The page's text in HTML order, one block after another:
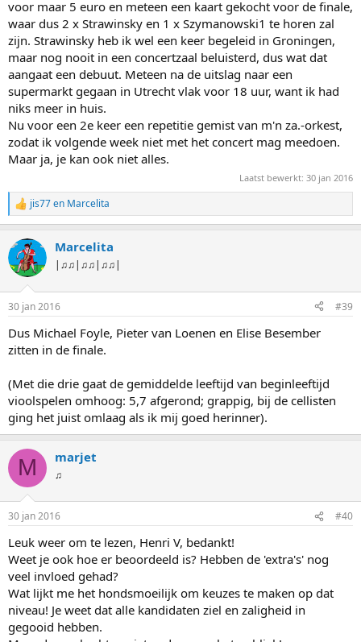
voor maar 5 euro en meteen een kaart gekocht voor de finale,
waar dus 2 x Strawinsky en 1 x Szymanowski1 te horen zal
zijn. Strawinsky heb ik wel een keer begeleid in Groningen,
maar nog nooit in een concertzaal beluisterd, dus wat dat
aangaat een debuut. Meteen na de uitslag naar een
supermarkt gegaan in Utrecht vlak voor 18 uur, want ik had
niks meer in huis.
Nu voor een 2e keer een repetitie gemist van m'n za.-orkest,
zodat ik volgende week niet met het concert mag meedoen.
Maar ja, je kan ook niet alles.
Laatst bewerkt: 30 jan 2016
W
a
r
d
e
n
e
n
jis77en Marcelita
Marcelita
|♫♫|♫♫|♫♫|
30 jan 2016 #39
Dus Michael Foyle, Pieter van Loenen en Elise Besember
zitten in de finale.
(Met die drie gaat de gemiddelde leeftijd van beginleeftijd
vioolspelen omhoog: 5,7 afgerond; grappig, bij de cellisten
ging het juist omlaag als ik mij goed herinner).
M marjet
♫
30 jan 2016 #40
Leuk weer om te lezen, Henri V, bedankt!
Weet je ook hoe er beoordeeld is? Hebben de 'extra's' nog
veel invloed gehad?
Wat lijkt me het hondsmoeilijk om keuzes te maken op dat
niveau! Je weet dat alle kandidaten ziel en zaligheid in
gegooid hebben.